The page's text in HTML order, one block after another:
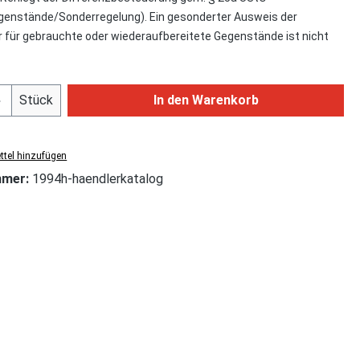
Sonderregelung). Ein gesonderter Ausweis der
gebrauchte oder wiederaufbereitete Gegenstände ist nicht
Anzahl: Gib den gewünschten Wert ein
Stück In den Warenkorb
hinzufügen
1994h-haendlerkatalog